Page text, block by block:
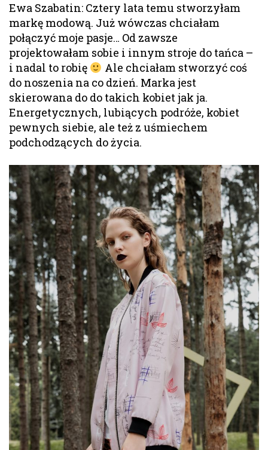
Ewa Szabatin: Cztery lata temu stworzyłam
markę modową. Już wówczas chciałam
połączyć moje pasje… Od zawsze
projektowałam sobie i innym stroje do tańca –
i nadal to robię
Ale chciałam stworzyć coś
do noszenia na co dzień. Marka jest
skierowana do do takich kobiet jak ja.
Energetycznych, lubiących podróże, kobiet
pewnych siebie, ale też z uśmiechem
podchodzących do życia.